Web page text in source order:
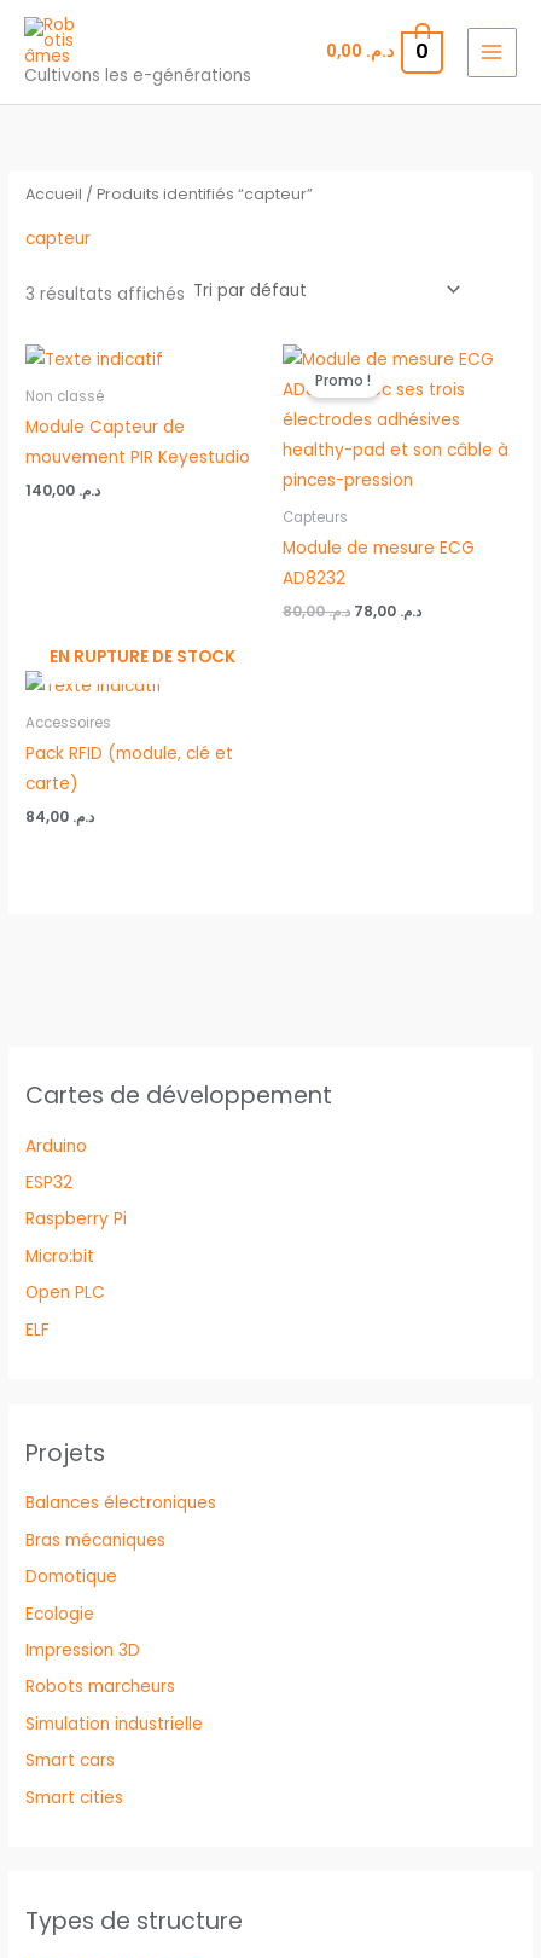
Aller
contenu
Cultivons les e-générations
د.م. 0
Cartes de développement
Arduino
ESP32
Raspberry Pi
Micro:bit
Open PLC
ELF
Projets
Balances électroniques
Bras mécaniques
Domotique
Ecologie
Impression 3D
Robots marcheurs
Simulation industrielle
Smart cars
Smart cities
Types de structure
Accueil / Produits identifiés “capteur”
capteur
3 résultats affichés
Non classé
Module Capteur de
mouvement PIR Keyestudio
د.م.
Promo !
Capteurs
Module de mesure ECG
AD8232
د.م.80,00
Le
prix
initial
était :
د.م. 80,00.
د.م.
Le
prix
actuel
est :
EN RUPTURE DE STOCK
Accessoires
Pack RFID (module, clé et
carte)
د.م.